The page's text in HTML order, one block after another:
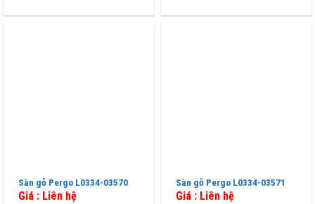
Sàn gỗ Pergo L0334-03570
Giá : Liên hệ
Sàn gỗ Pergo L0334-03571
Giá : Liên hệ